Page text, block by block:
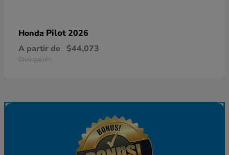
Honda Pilot 2026
A partir de
$44,073
Divulgación